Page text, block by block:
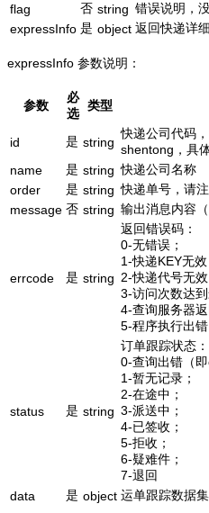
flag
否 string 错误说明，
expressInfo 是 object 返回快递详
expressInfo 参数说明：
参数
必
选
类型
id 是 string
快递公司代码
shentong，具
name
是 string 快递公司名称
order
是 string 快递单号，请
message 否 string 输出消息内容
errcode 是 string
返回错误码：
0-无错误；
1-快递KEY无效
2-快递代号无效
3-访问次数达到
4-查询服务器
5-程序执行出错
status 是 string
订单跟踪状态：
0-查询出错（
1-暂无记录；
2-在途中；
3-派送中；
4-已签收；
5-拒收；
6-疑难件；
7-退回
data
是 object 运单跟踪数据